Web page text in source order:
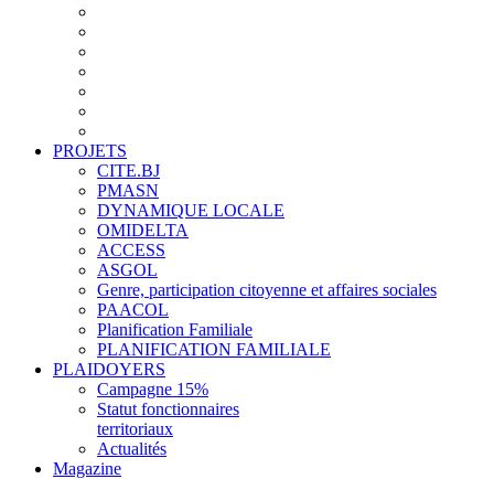
PROJETS
CITE.BJ
PMASN
DYNAMIQUE LOCALE
OMIDELTA
ACCESS
ASGOL
Genre, participation citoyenne et affaires sociales
PAACOL
Planification Familiale
PLANIFICATION FAMILIALE
PLAIDOYERS
Campagne 15%
Statut fonctionnaires
territoriaux
Actualités
Magazine